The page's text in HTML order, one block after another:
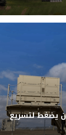
يضغط لتسريع